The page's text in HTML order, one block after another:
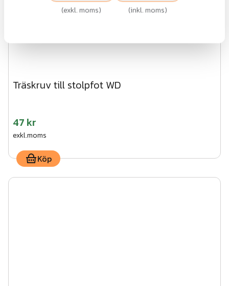
Träskruv till stolpfot WD
47 kr
exkl.moms
Köp
(exkl. moms) (inkl. moms)